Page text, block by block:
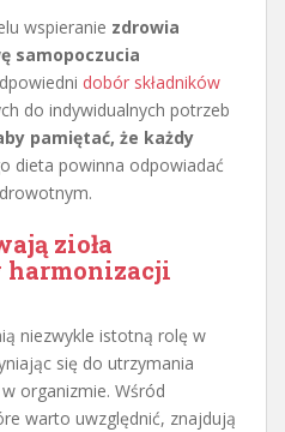
wspieranie zdrowia
samopoczucia
dobór składników
do indywidualnych potrzeb
pamiętać, że każdy
dieta powinna odpowiadać
zioła
harmonizacji
niezwykle istotną rolę w
się do utrzymania
organizmie. Wśród
warto uwzględnić, znajdują